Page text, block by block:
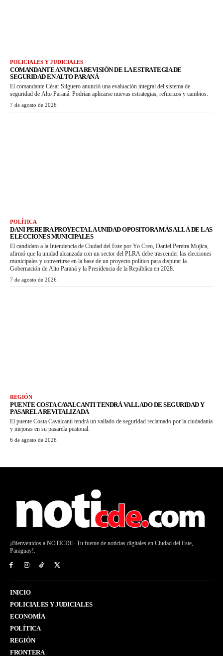
POLICIALES Y JUDICIALES
COMANDANTE ANUNCIA REVISIÓN DE LA ESTRATEGIA DE
SEGURIDAD EN ALTO PARANÁ
El comandante César Silguero anunció una evaluación integral del sistema de
seguridad de Alto Paraná. Podrían aplicarse nuevas estrategias, refuerzos y cambios.
7 de agosto de 2026
POLÍTICA
DANI PEREIRA PROYECTA LA UNIDAD OPOSITORA MÁS ALLÁ DE LAS
ELECCIONES MUNICIPALES
El candidato a la Intendencia de Ciudad del Este por Yo Creo, Daniel Pereira Mujica,
afirmó que la unidad alcanzada con un sector del PLRA debe trascender las elecciones
municipales y convertirse en la base de un proyecto político para disputar la
Gobernación de Alto Paraná y la Presidencia de la República en 2028.
7 de agosto de 2026
REGIÓN
PUENTE COSTA CAVALCANTI TENDRÁ VALLADO DE SEGURIDAD Y
PASARELA REVITALIZADA
El puente Costa Cavalcanti tendrá un vallado de seguridad reclamado por la ciudadanía
y mejoras en su pasarela peatonal.
6 de agosto de 2026
¡Bienvenidos a NOTICDE- Tu fuente de noticias digitales en Ciudad del Este,
Paraguay!.
INICIO
POLICIALES Y JUDICIALES
ECONOMÍA
POLÍTICA
REGIÓN
FRONTERA